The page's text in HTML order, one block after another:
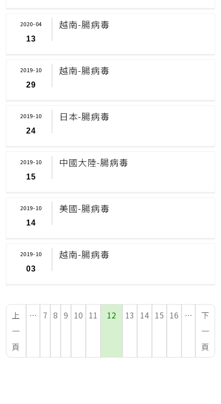
越南-腸病毒
2020-04
13
越南-腸病毒
2019-10
29
日本-腸病毒
2019-10
24
中國大陸-腸病毒
2019-10
15
美國-腸病毒
2019-10
14
越南-腸病毒
2019-10
03
上
一
頁
… 7 8 9 10 11 12 13 14 15 16 …
下
一
頁